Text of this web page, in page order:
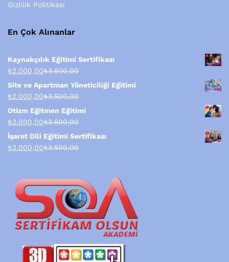
Gizlilik Politikası
En Çok Alınanlar
Kaynakçılık Eğitimi Sertifikası
₺2.000,00₺3.500,00
Site ve Apartman Yöneticiliği Eğitimi
₺2.000,00₺3.500,00
Otizm Eğitmen Eğitimi
₺2.000,00₺3.500,00
İşaret Dili Eğitimi Sertifikası
₺2.000,00₺3.500,00